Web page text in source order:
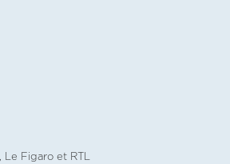
Le Figaro et RTL